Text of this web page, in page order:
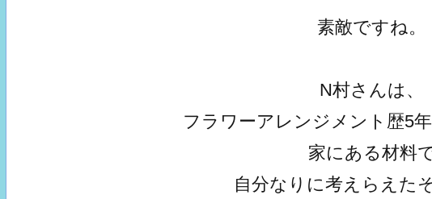
素敵ですね。
N村さんは、
フラワーアレンジメント歴5
家にある材料
自分なりに考えらえた